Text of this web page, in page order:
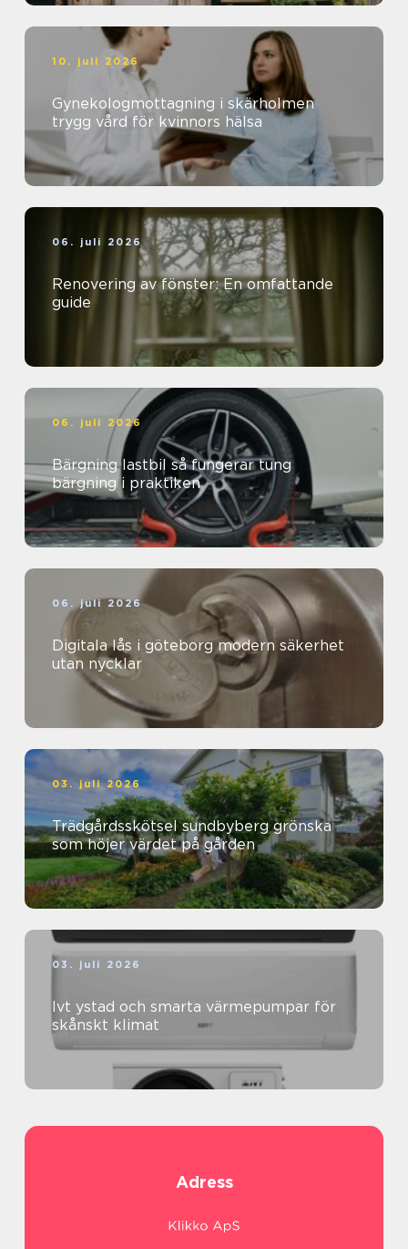
10. juli 2026
Gynekologmottagning i skärholmen
trygg vård för kvinnors hälsa
06. juli 2026
Renovering av fönster: En omfattande
guide
06. juli 2026
Bärgning lastbil så fungerar tung
bärgning i praktiken
06. juli 2026
Digitala lås i göteborg modern säkerhet
utan nycklar
03. juli 2026
Trädgårdsskötsel sundbyberg grönska
som höjer värdet på gården
03. juli 2026
Ivt ystad och smarta värmepumpar för
skånskt klimat
Adress